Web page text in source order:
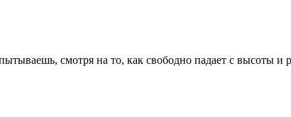
смотря на то, как свободно падает с высоты и